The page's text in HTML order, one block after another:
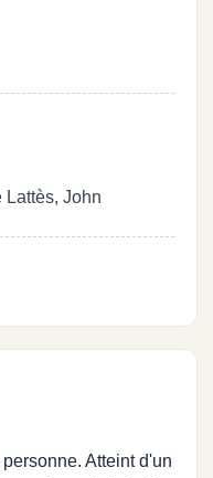
Lattès, John
Atteint d'un